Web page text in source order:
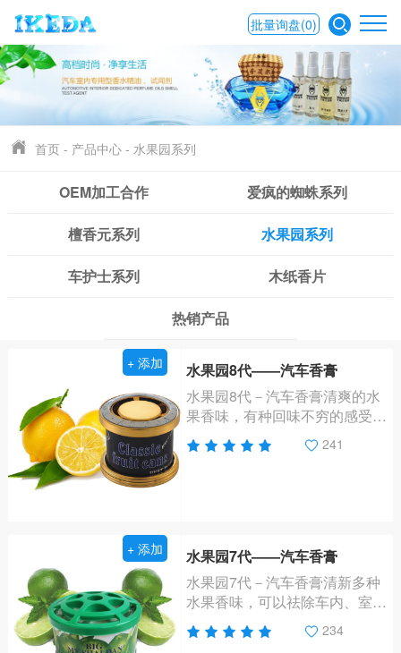
批量询盘(0)
首页 - 产品中心 - 水果园系列
OEM加工合作 爱疯的蜘蛛系列
檀香元系列 水果园系列
车护士系列 木纸香片
热销产品
+ 添加
水果园8代——汽车香膏
水果园8代－汽车香膏清爽的水
果香味，有种回味不穷的感受，
让人身在大自然中。 241
+ 添加
水果园7代——汽车香膏
水果园7代－汽车香膏清新多种
水果香味，可以祛除车内、室内
的嗅味、异味，消灭细菌，净化
空气 营造清新可人的香氛，提
234